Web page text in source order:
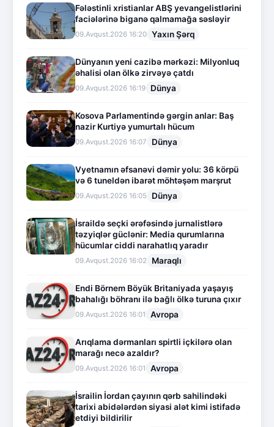
Fələstinli xristianlar ABŞ yevangelistlərini
faciələrinə biganə qalmamağa səsləyir
09.Avqust.2026 16:20 Yaxın Şərq
Dünyanın yeni cazibə mərkəzi: Milyonluq
əhalisi olan ölkə zirvəyə çatdı
09.Avqust.2026 16:19 Dünya
Kosova Parlamentində gərgin anlar: Baş
nazir Kurtiyə yumurtalı hücum
09.Avqust.2026 16:07 Dünya
Vyetnamın əfsanəvi dəmir yolu: 36 körpü
və 6 tuneldən ibarət möhtəşəm marşrut
09.Avqust.2026 16:05 Dünya
İsraildə seçki ərəfəsində jurnalistlərə
təzyiqlər güclənir: Media qurumlarına
hücumlar ciddi narahatlıq yaradır
09.Avqust.2026 16:02 Maraqlı
Endi Börnem Böyük Britaniyada yaşayış
bahalığı böhranı ilə bağlı ölkə turuna çıxır
09.Avqust.2026 16:01 Avropa
Arıqlama dərmanları spirtli içkilərə olan
marağı necə azaldır?
09.Avqust.2026 16:01 Avropa
İsrailin İordan çayının qərb sahilindəki
tarixi abidələrdən siyasi alət kimi istifadə
etdiyi bildirilir